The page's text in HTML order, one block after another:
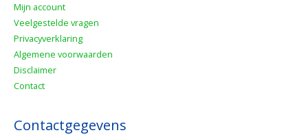
Mijn account
Veelgestelde vragen
Privacyverklaring
Algemene voorwaarden
Disclaimer
Contact
Contactgegevens